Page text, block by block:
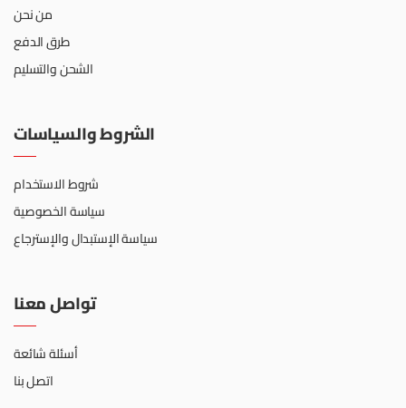
من نحن
طرق الدفع
الشحن والتسليم
الشروط والسياسات
شروط الاستخدام
سياسة الخصوصية
سياسة الإستبدال والإسترجاع
تواصل معنا
أسئلة شائعة
اتصل بنا